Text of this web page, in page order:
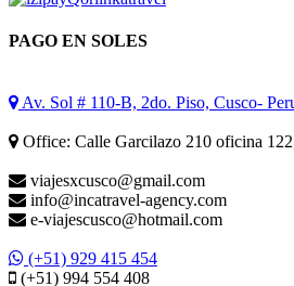
PAGO EN SOLES
Av. Sol # 110-B, 2do. Piso, Cusco-
Office: Calle Garcilazo 210 oficina
viajesxcusco@gmail.com
info@incatravel-agency.com
e-viajescusco@hotmail.com
(+51) 929 415 454
(+51) 994 554 408